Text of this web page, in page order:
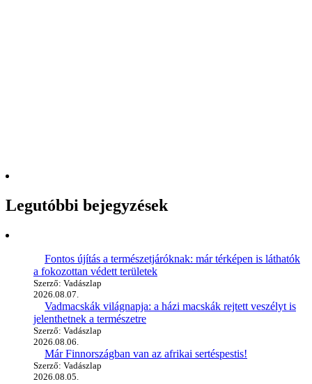
Legutóbbi bejegyzések
Fontos újítás a természetjáróknak: már térképen is láthatók
a fokozottan védett területek
Szerző: Vadászlap
2026.08.07.
Vadmacskák világnapja: a házi macskák rejtett veszélyt is
jelenthetnek a természetre
Szerző: Vadászlap
2026.08.06.
Már Finnországban van az afrikai sertéspestis!
Szerző: Vadászlap
2026.08.05.